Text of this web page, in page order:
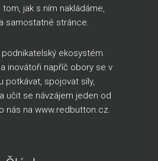
jak s ním nakládáme,
samostatné stránce.
ekosystém.
inovátoři napříč obory se v
potkávat, spojovat síly,
učit se návzájem jeden od
nás na www.redbutton.cz.